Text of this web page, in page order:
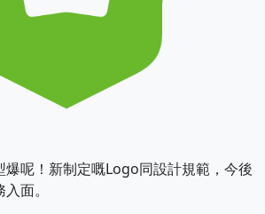
爆呢！新制定嘅Logo同設計規範，今後
面。